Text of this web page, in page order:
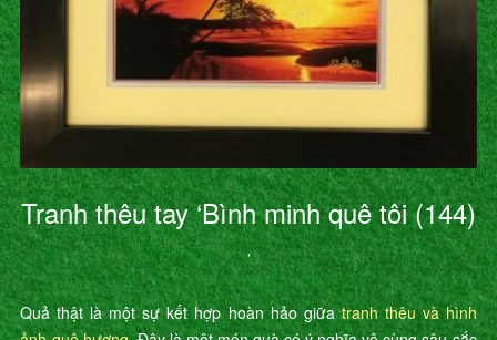
Tranh thêu tay ‘Bình minh quê tôi (144)
’
Quả thật là một sự kết hợp hoàn hảo giữatranh thêu và hình